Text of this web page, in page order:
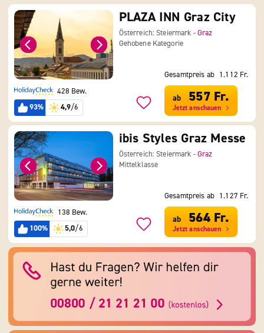
PLAZA INN Graz City
Österreich: Steiermark -Graz
Gehobene Kategorie
428 Bew.
93%
4,9/6
Gesamtpreis ab 1.112 Fr.
ab 557 Fr.
Jetzt anschauen
ibis Styles Graz Messe
Österreich: Steiermark -Graz
Mittelklasse
138 Bew.
100%
5,0/6
Gesamtpreis ab 1.127 Fr.
ab 564 Fr.
Jetzt anschauen